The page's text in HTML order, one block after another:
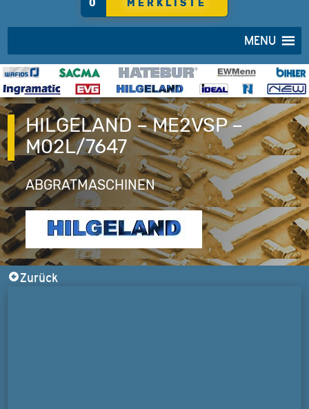
0 MERKLISTE
MENU
HILGELAND – ME2VSP –
M02L/7647
ABGRATMASCHINEN
Zurück